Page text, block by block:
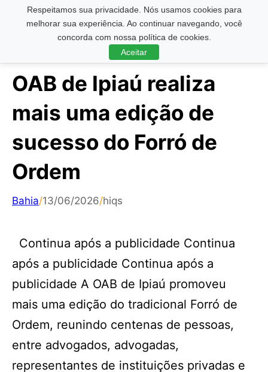
Respeitamos sua privacidade. Nós usamos cookies para
melhorar sua experiência. Ao continuar navegando, você
concorda com nossa política de cookies.
Aceitar
Pesquisar ...
OAB de Ipiaú realiza
mais uma edição de
sucesso do Forró de
Ordem
Bahia/13/06/2026/hiqs
Continua após a publicidade Continua
após a publicidade Continua após a
publicidade A OAB de Ipiaú promoveu
mais uma edição do tradicional Forró de
Ordem, reunindo centenas de pessoas,
entre advogados, advogadas,
representantes de instituições privadas e